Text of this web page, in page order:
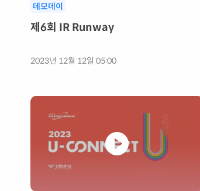
데모데이
제6회 IR Runway
2023년 12월 12일 05:00